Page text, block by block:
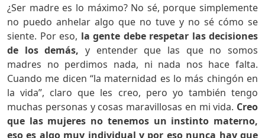
¿Ser madre es lo máximo? No sé, porque simplemente
no puedo anhelar algo que no tuve y no sé cómo se
siente. Por eso, la gente debe respetar las decisiones
de los demás, y entender que las que no somos
madres no perdimos nada, ni nada nos hace falta.
Cuando me dicen “la maternidad es lo más chingón en
la vida”, claro que les creo, pero yo también tengo
muchas personas y cosas maravillosas en mi vida. Creo
que las mujeres no tenemos un instinto materno,
eso es algo muy individual y por eso nunca hay que